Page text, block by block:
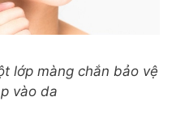
lớp màng chắn bảo vệ
vào da